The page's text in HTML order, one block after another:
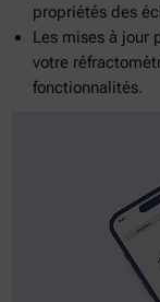
propriétés des
Les mises à jour
votre
fonctionnalités.